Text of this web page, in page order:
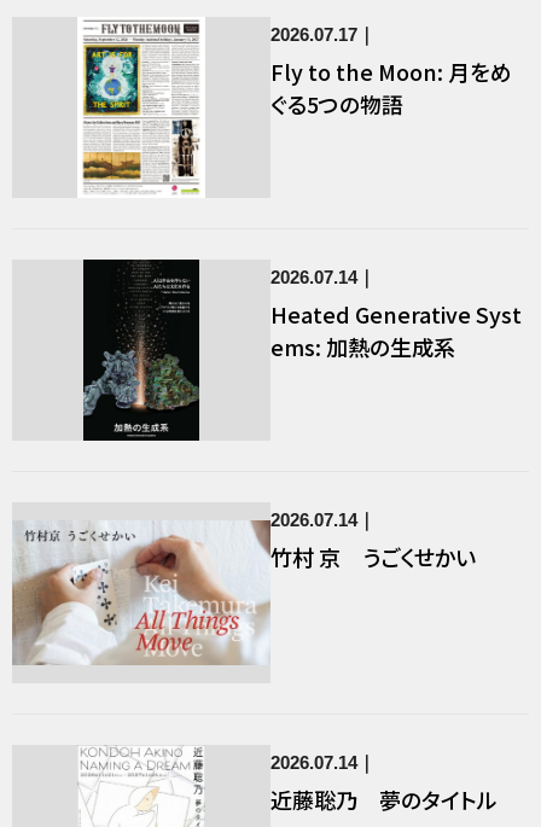
2026.07.17
Fly to the Moon: 月をめ
ぐる5つの物語
2026.07.14
Heated Generative Syst
ems: 加熱の生成系
2026.07.14
竹村 京 うごくせかい
2026.07.14
近藤聡乃 夢のタイトル